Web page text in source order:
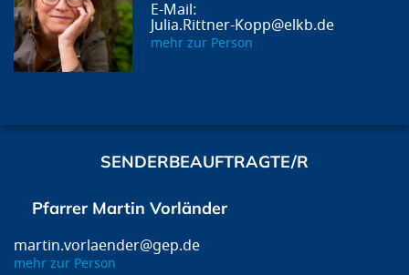
Julia.Rittner-Kopp@elkb.de
mehr zur Person
SENDERBEAUFTRAGTE/R
Pfarrer Martin Vorländer
martin.vorlaender@gep.de
mehr zur Person